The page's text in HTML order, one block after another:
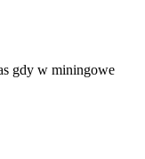
gdy w miningowe